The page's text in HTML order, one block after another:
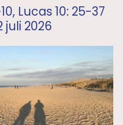
Lucas 10: 25-37
juli 2026